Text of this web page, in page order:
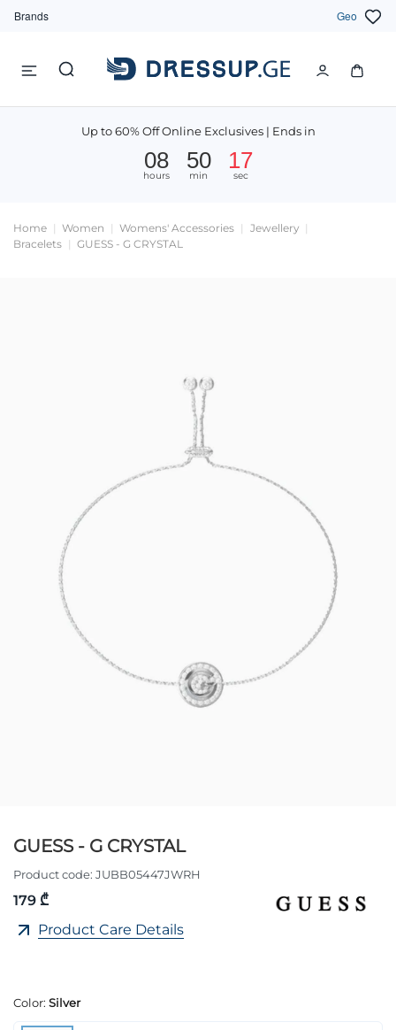
Brands Geo
Up to 60% Off Online Exclusives | Ends in
08
hours
50
min
16
sec
Home Women Womens' Accessories
Jewellery
Bracelets
GUESS - G CRYSTAL
GUESS - G CRYSTAL
Product code: JUBB05447JWRH
179 ₾
Product Care Details
Color: Silver